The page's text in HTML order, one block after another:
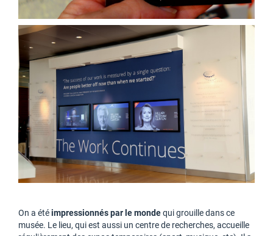
On a étéimpressionnés par le mondequi grouille dans ce
musée. Le lieu, qui est aussi un centre de recherches, accueille